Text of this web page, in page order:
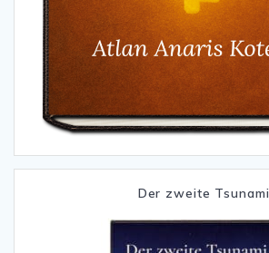
Der zweite Tsunami